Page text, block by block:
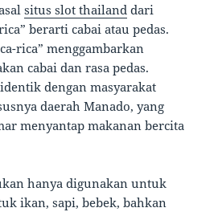
situs slot thailand dari
berarti cabai atau pedas.
rica” menggambarkan
cabai dan rasa pedas.
dengan masyarakat
daerah Manado, yang
menyantap makanan bercita
hanya digunakan untuk
ikan, sapi, bebek, bahkan